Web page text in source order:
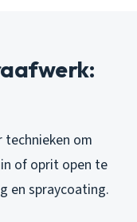
technieken om
of oprit open te
en spraycoating.